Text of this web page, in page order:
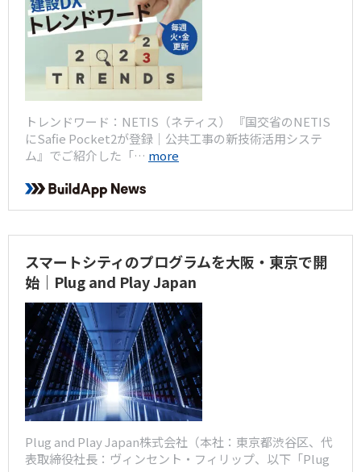
トレンドワード：NETIS（ネティス） 『国交省のNETIS
にSafie Pocket2が登録｜公共工事の新技術活用システ
ム』でご紹介した「… more
スマートシティのプログラムを大阪・東京で開
始｜Plug and Play Japan
Plug and Play Japan株式会社（本社：東京都渋谷区、代
表取締役社長：ヴィンセント・フィリップ、以下「Plug